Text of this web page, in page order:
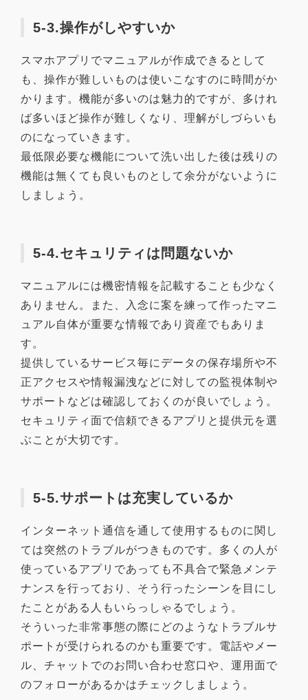
5-3.操作がしやすいか
スマホアプリでマニュアルが作成できるとして
も、操作が難しいものは使いこなすのに時間がか
かります。機能が多いのは魅力的ですが、多けれ
ば多いほど操作が難しくなり、理解がしづらいも
のになっていきます。
最低限必要な機能について洗い出した後は残りの
機能は無くても良いものとして余分がないように
しましょう。
5-4.セキュリティは問題ないか
マニュアルには機密情報を記載することも少なく
ありません。また、入念に案を練って作ったマニ
ュアル自体が重要な情報であり資産でもありま
す。
提供しているサービス毎にデータの保存場所や不
正アクセスや情報漏洩などに対しての監視体制や
サポートなどは確認しておくのが良いでしょう。
セキュリティ面で信頼できるアプリと提供元を選
ぶことが大切です。
5-5.サポートは充実しているか
インターネット通信を通して使用するものに関し
ては突然のトラブルがつきものです。多くの人が
使っているアプリであっても不具合で緊急メンテ
ナンスを行っており、そう行ったシーンを目にし
たことがある人もいらっしゃるでしょう。
そういった非常事態の際にどのようなトラブルサ
ポートが受けられるのかも重要です。電話やメー
ル、チャットでのお問い合わせ窓口や、運用面で
のフォローがあるかはチェックしましょう。